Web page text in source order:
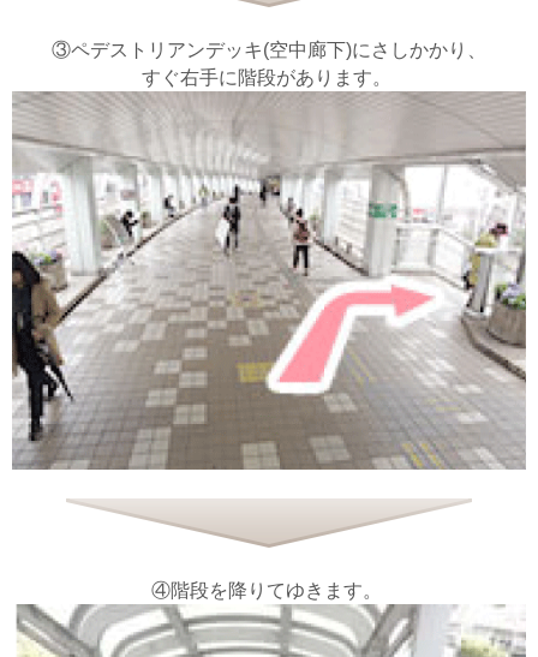
③ペデストリアンデッキ(空中廊下)にさしかかり、
すぐ右手に階段があります。
④階段を降りてゆきます。